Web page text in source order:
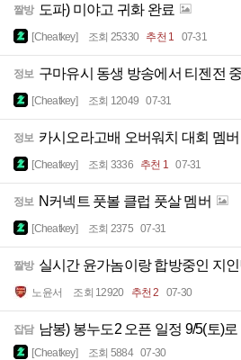
짤방 도파) 미야고 귀화 완료
[Cheatkey] 조회 25330 추천 1 07-31
정보 구마유시 동생 방송에서 티젠전
[Cheatkey] 조회 12049 07-31
정보 카시오라고배 오버워치 대회 멤버
[Cheatkey] 조회 3336 추천 1 07-31
정보 N커넥트 풋볼 클럽 풋살 멤버
[Cheatkey] 조회 2375 07-31
짤방 실시간 윤가놈이랑 합방중인 지
노윤서 조회 12920 추천 2 07-30
잡담 남봉) 봉누도2 오픈 일정 9/5(토)로
[Cheatkey] 조회 5884 07-30